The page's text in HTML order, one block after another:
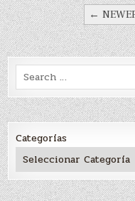
DE
ENTRADAS
←
Search
for:
Categorías